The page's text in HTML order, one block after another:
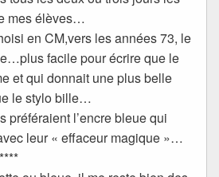
mes élèves…
en CM,vers les années 73, le
facile pour écrire que le
et qui donnait une plus belle
le stylo bille…
préféraient l’encre bleue qui
leur « effaceur magique »…